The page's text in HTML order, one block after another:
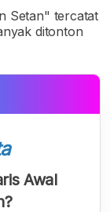
Setan" tercatat
ditonton
Awal